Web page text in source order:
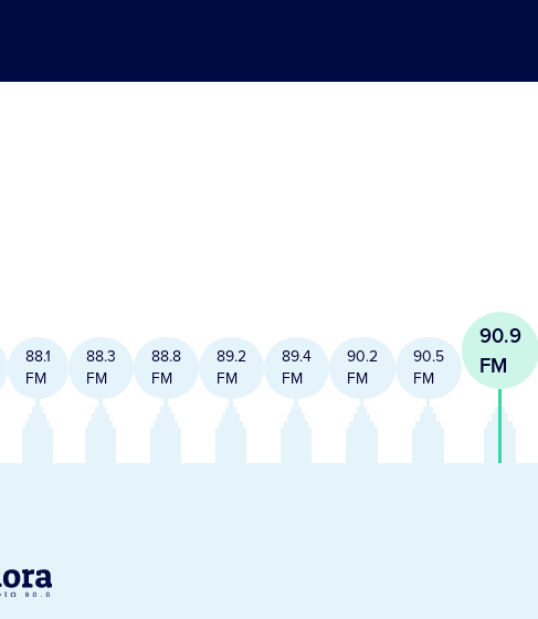
88.1
FM
88.3
FM
88.8
FM
89.2
FM
89.4
FM
90.2
FM
90.5
FM
90.9
FM